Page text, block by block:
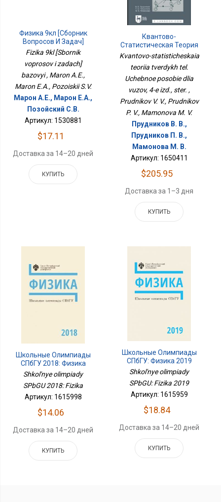
Физика 9кл [Сборник
Вопросов И Задач]
Базовый
Fizika 9kl [Sbornik
voprosov i zadach]
bazovyi , Maron A.E.,
Maron E.A., Pozoiskii S.V.
Марон А.Е., Марон Е.А.,
Позойский С.В.
Артикул: 1530881
$17.11
Доставка за 14–20 дней
КУПИТЬ
Квантово-
Статистическая Теория
Твердых Тел. Учебное
Изд., Стер.
Kvantovo-statisticheskaia
teoriia tverdykh tel.
Uchebnoe posobie dlia
vuzov, 4-e izd., ster. ,
Prudnikov V. V., Prudnikov
P. V., Mamonova M. V.
Прудников В. В.,
Прудников П. В.,
Мамонова М. В.
Артикул: 1650411
$205.95
Доставка за 1–3 дня
КУПИТЬ
Школьные Олимпиады
СПбГУ 2018: Физика
Shkol'nye olimpiady
SPbGU 2018: Fizika
Артикул: 1615998
$14.06
Доставка за 14–20 дней
КУПИТЬ
Школьные Олимпиады
СПбГУ: Физика 2019
Shkol'nye olimpiady
SPbGU: Fizika 2019
Артикул: 1615959
$18.84
Доставка за 14–20 дней
КУПИТЬ